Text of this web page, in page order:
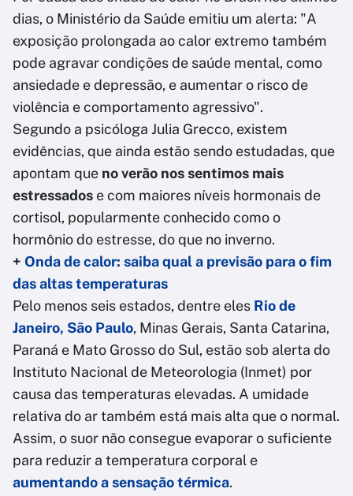
dias, o Ministério da Saúde emitiu um alerta: "A
exposição prolongada ao calor extremo também
pode agravar condições de saúde mental, como
ansiedade e depressão, e aumentar o risco de
violência e comportamento agressivo".
Segundo a psicóloga Julia Grecco, existem
evidências, que ainda estão sendo estudadas, que
apontam que no verão nos sentimos mais
estressados e com maiores níveis hormonais de
cortisol, popularmente conhecido como o
hormônio do estresse, do que no inverno.
+ Onda de calor: saiba qual a previsão para o fim
das altas temperaturas
Pelo menos seis estados, dentre eles Rio de
Janeiro, São Paulo, Minas Gerais, Santa Catarina,
Paraná e Mato Grosso do Sul, estão sob alerta do
Instituto Nacional de Meteorologia (Inmet) por
causa das temperaturas elevadas. A umidade
relativa do ar também está mais alta que o normal.
Assim, o suor não consegue evaporar o suficiente
para reduzir a temperatura corporal e
aumentando a sensação térmica.